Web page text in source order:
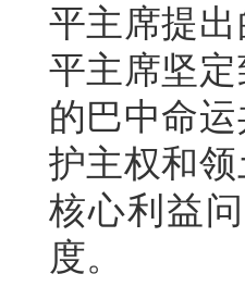
平主席提
平主席坚
的巴中命
护主权和
核心利益
度。